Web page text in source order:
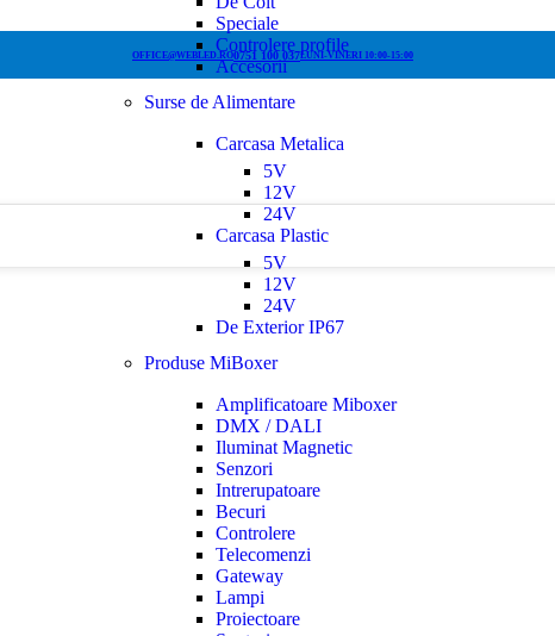
OFFICE@WEBLED.RO0751 100 037LUNI-VINERI 10:00-15:00
Speciale
Controlere profile
Accesorii
Surse de Alimentare
Carcasa Metalica
5V
12V
24V
Carcasa Plastic
5V
12V
24V
De Exterior IP67
Produse MiBoxer
Amplificatoare Miboxer
DMX / DALI
Iluminat Magnetic
Senzori
Intrerupatoare
Becuri
Controlere
Telecomenzi
Gateway
Lampi
Proiectoare